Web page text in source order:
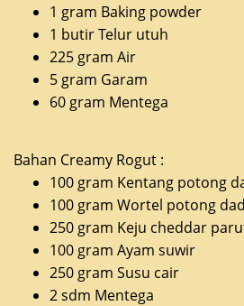
1 gram Baking powder
1 butir Telur utuh
225 gram Air
5 gram Garam
60 gram Mentega
Bahan Creamy Rogut :
100 gram Kentang potong
100 gram Wortel potong
250 gram Keju cheddar
100 gram Ayam suwir
250 gram Susu cair
2 sdm Mentega